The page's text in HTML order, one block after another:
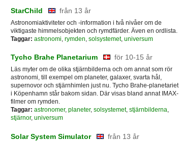
StarChild från 13 år
Astronomiaktiviteter och -information i två nivåer om de
viktigaste himmelsobjekten och rymdfärder. Även en ordlista.
Taggar: astronomi, rymden, solsystemet, universum
Tycho Brahe Planetarium för 10-15 år
Läs myter om de olika stjärnbilderna och om annat som rör
astronomi, till exempel om planeter, galaxer, svarta hål,
supernovor och stjärnhimlen just nu. Tycho Brahe-planetariet
i Köpenhamn står bakom sidan. Där visas bland annat IMAX-
filmer om rymden.
Taggar: astronomer, planeter, solsystemet, stjärnbilderna,
stjärnor, universum
Solar System Simulator från 13 år